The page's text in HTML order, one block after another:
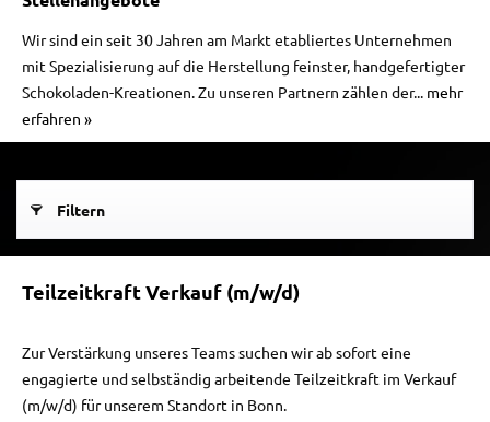
Wir sind ein seit 30 Jahren am Markt etabliertes Unternehmen
mit Spezialisierung auf die Herstellung feinster, handgefertigter
Schokoladen-Kreationen. Zu unseren Partnern zählen der... mehr
erfahren »
Filtern
Teilzeitkraft Verkauf (m/w/d)
Zur Verstärkung unseres Teams suchen wir ab sofort eine
engagierte und selbständig arbeitende Teilzeitkraft im Verkauf
(m/w/d) für unserem Standort in Bonn.